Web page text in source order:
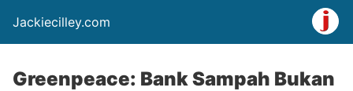
Jackiecilley.com
Greenpeace: Bank Sampah Bukan